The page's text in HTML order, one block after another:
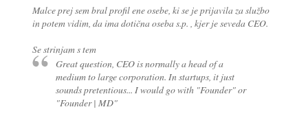
Malce prej sem bral profil ene osebe, ki se je prijavila za službo
in potem vidim, da ima dotična oseba s.p. , kjer je seveda CEO.
Se strinjam s tem
Great question, CEO is normally a head of a
medium to large corporation. In startups, it just
sounds pretentious... I would go with "Founder" or
"Founder | MD"